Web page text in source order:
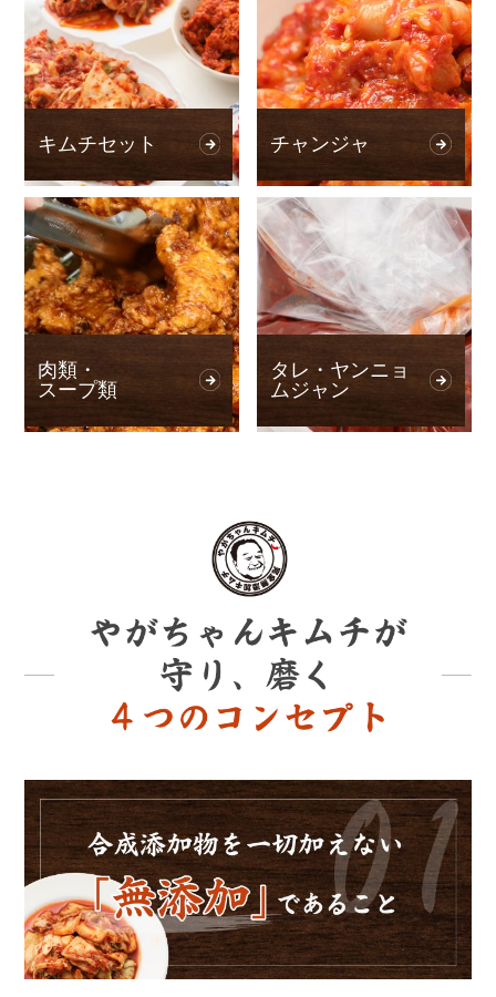
キムチセット チャンジャ
肉類・
スープ類
タレ・ヤンニョ
ムジャン